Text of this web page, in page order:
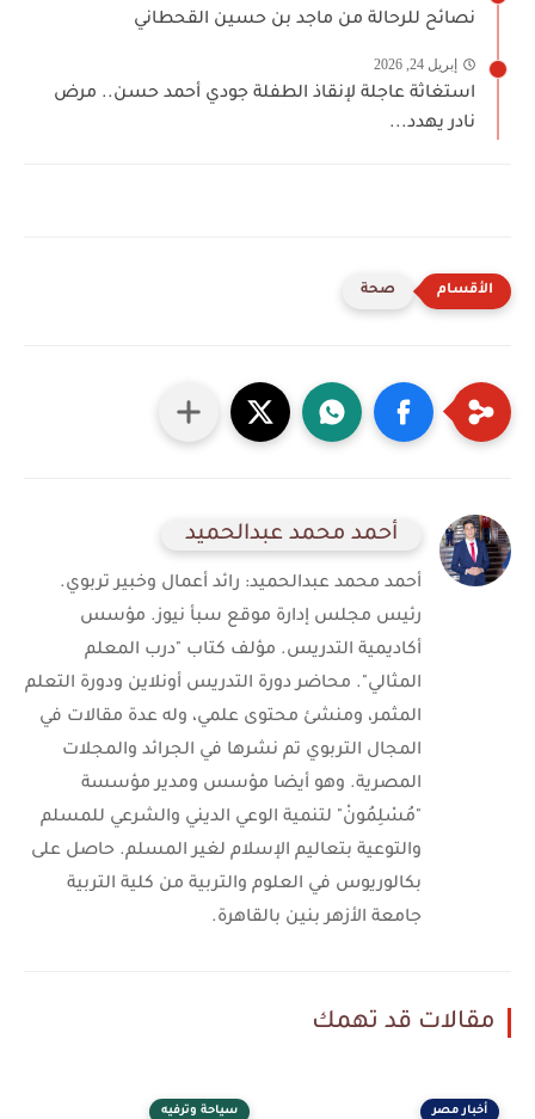
نصائح للرحالة من ماجد بن حسين القحطاني
إبريل 24, 2026
استغاثة عاجلة لإنقاذ الطفلة جودي أحمد حسن.. مرض
نادر يهدد...
صحة
أحمد محمد عبدالحميد
أحمد محمد عبدالحميد: رائد أعمال وخبير تربوي.
رئيس مجلس إدارة موقع سبأ نيوز. مؤسس
أكاديمية التدريس. مؤلف كتاب "درب المعلم
المثالي". محاضر دورة التدريس أونلاين ودورة التعلم
المثمر، ومنشئ محتوى علمي، وله عدة مقالات في
المجال التربوي تم نشرها في الجرائد والمجلات
المصرية. وهو أيضا مؤسس ومدير مؤسسة
"مُسْلِمُونْ" لتنمية الوعي الديني والشرعي للمسلم
والتوعية بتعاليم الإسلام لغير المسلم. حاصل على
بكالوريوس في العلوم والتربية من كلية التربية
جامعة الأزهر بنين بالقاهرة.
مقالات قد تهمك
أخبار مصر سياحة وترفيه